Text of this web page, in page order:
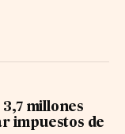
millones
impuestos de